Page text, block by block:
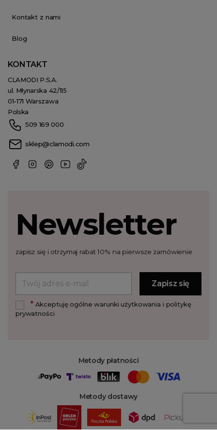
Kontakt z nami
Blog
KONTAKT
CLAMODI P.S.A.
ul. Młynarska 42/115
01-171 Warszawa
Polska
509 169 000
sklep@clamodi.com
Metody płatności
Metody dostawy
Newsletter
zapisz się i otrzymaj rabat 10% na pierwsze zamówienie
*Akceptuję ogólne warunki użytkowania i politykę
prywatności